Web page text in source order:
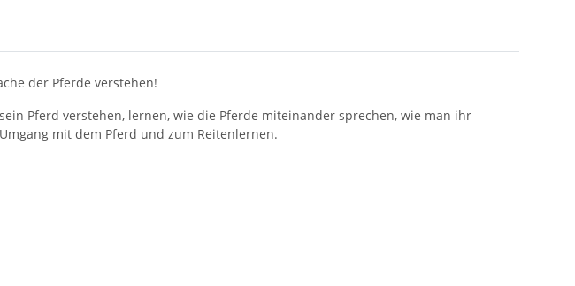
der Pferde verstehen!
Pferd verstehen, lernen, wie die Pferde miteinander sprechen, wie man ihr
mit dem Pferd und zum Reitenlernen.